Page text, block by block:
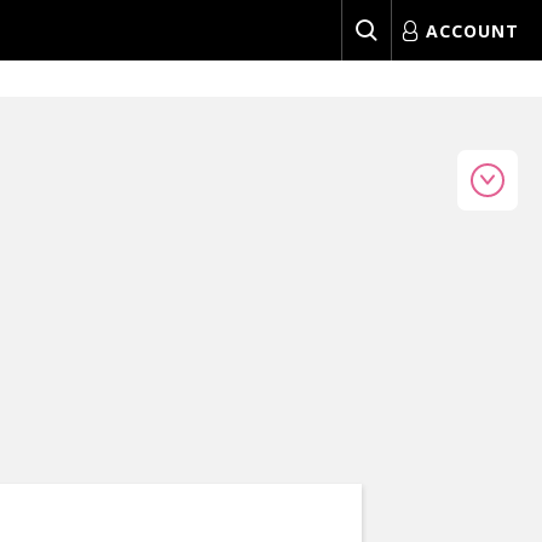
ACCOUNT